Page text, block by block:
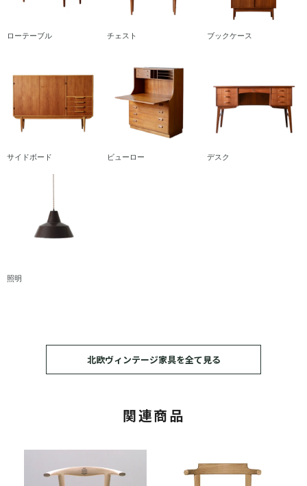
ローテーブル チェスト ブックケース
サイドボード ビューロー デスク
照明
北欧ヴィンテージ家具を全て見る
関連商品